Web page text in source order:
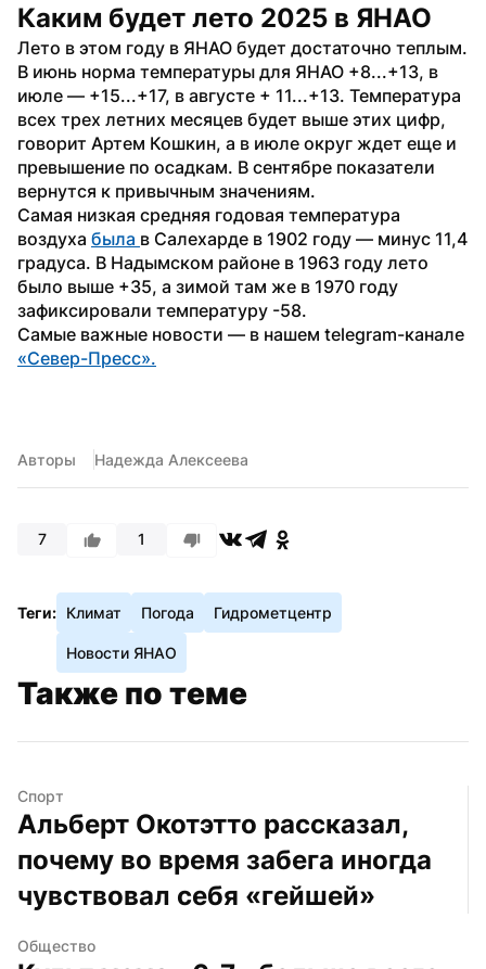
Каким будет лето 2025 в ЯНАО
Лето в этом году в ЯНАО будет достаточно теплым.
В июнь норма температуры для ЯНАО +8...+13, в
июле — +15...+17, в августе + 11...+13. Температура
всех трех летних месяцев будет выше этих цифр,
говорит Артем Кошкин, а в июле округ ждет еще и
превышение по осадкам. В сентябре показатели
вернутся к привычным значениям.
Самая низкая средняя годовая температура
воздуха была в Салехарде в 1902 году — минус 11,4
градуса. В Надымском районе в 1963 году лето
было выше +35, а зимой там же в 1970 году
зафиксировали температуру -58.
«Север-Пресс».
Авторы Надежда Алексеева
7 1
Теги: Климат Погода Гидрометцентр
Новости ЯНАО
Также по теме
Спорт
Альберт Окотэтто рассказал,
почему во время забега иногда
чувствовал себя «гейшей»
Общество